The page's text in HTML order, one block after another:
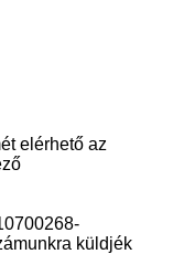
elérhető az
küldjék